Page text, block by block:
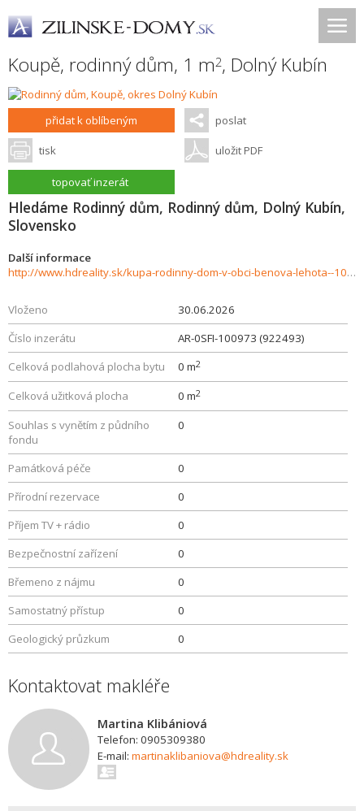
Koupě, rodinný dům, 1 m2, Dolný Kubín
přidat k oblíbeným poslat
tisk uložit PDF
topovať inzerát
Hledáme Rodinný dům, Rodinný dům, Dolný Kubín,
Slovensko
Další informace
http://www.hdreality.sk/kupa-rodinny-dom-v-obci-benova-lehota--1013182
Vloženo
30.06.2026
Číslo inzerátu
AR-0SFI-100973 (922493)
Celková podlahová plocha bytu
0 m2
Celková užitková plocha 0 m2
Souhlas s vynětím z půdního
fondu
0
Památková péče
0
Přírodní rezervace
0
Příjem TV + rádio
0
Bezpečnostní zařízení
0
Břemeno z nájmu
0
Samostatný přístup
0
Geologický průzkum
0
Kontaktovat makléře
Martina Klibániová
Telefon: 0905309380
E-mail: martinaklibaniova@hdreality.sk